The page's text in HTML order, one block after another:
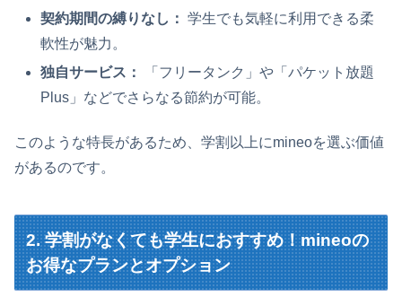
契約期間の縛りなし： 学生でも気軽に利用できる柔
軟性が魅力。
独自サービス：
「フリータンク」や「パケット放題
Plus」などでさらなる節約が可能。
このような特長があるため、学割以上にmineoを選ぶ価値
があるのです。
2. 学割がなくても学生におすすめ！mineoの
お得なプランとオプション